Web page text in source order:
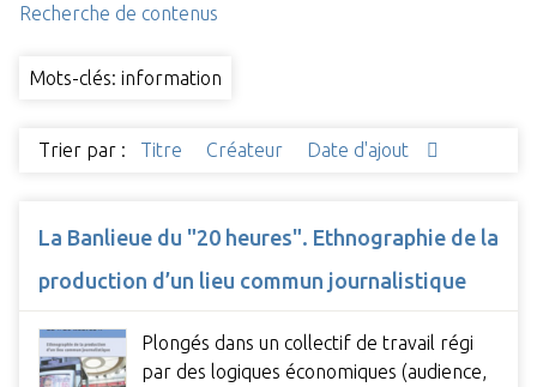
Recherche de contenus
Mots-clés: information
Trier par : Titre Créateur Date d'ajout
La Banlieue du "20 heures". Ethnographie de la
production d’un lieu commun journalistique
Plongés dans un collectif de travail régi
par des logiques économiques (audience,